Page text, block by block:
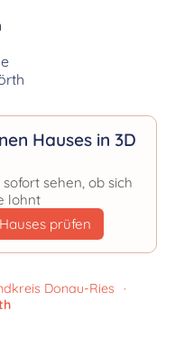
Hauses in 3D
sehen, ob sich
lohnt
prüfen
Donau-Ries
·